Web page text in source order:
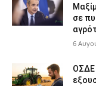
σε
6
ΟΣΔΕ